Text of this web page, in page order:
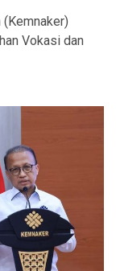
Vokasi dan